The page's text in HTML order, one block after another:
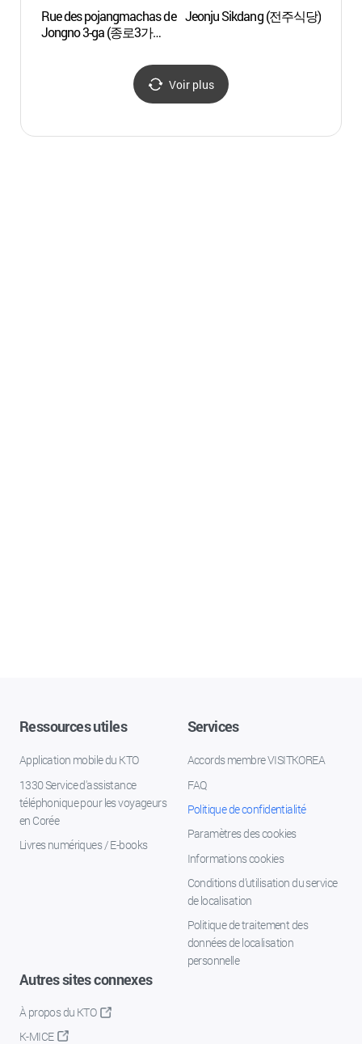
Rue des pojangmachas de
Jongno 3-ga (종로3가
Jeonju Sikdang (전주식당)
Voir plus
Ressources utiles
Application mobile du KTO
1330 Service d'assistance
téléphonique pour les voyageurs
en Corée
Livres numériques / E-books
Services
Accords membre VISITKOREA
FAQ
Politique de confidentialité
Paramètres des cookies
Informations cookies
Conditions d’utilisation du service
de localisation
Politique de traitement des
données de localisation
personnelle
Autres sites connexes
À propos du KTO
K-MICE